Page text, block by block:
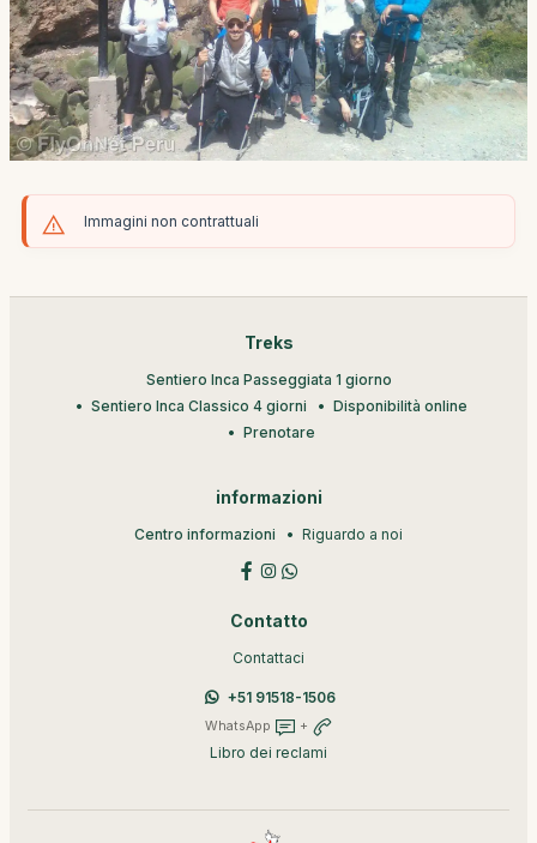
Immagini non contrattuali
Treks
Sentiero Inca Passeggiata 1 giorno
Sentiero Inca Classico 4 giorni
Disponibilità online
Prenotare
informazioni
Centro informazioni Riguardo a noi
Contatto
Contattaci
+51 91518-1506
WhatsApp +
Libro dei reclami